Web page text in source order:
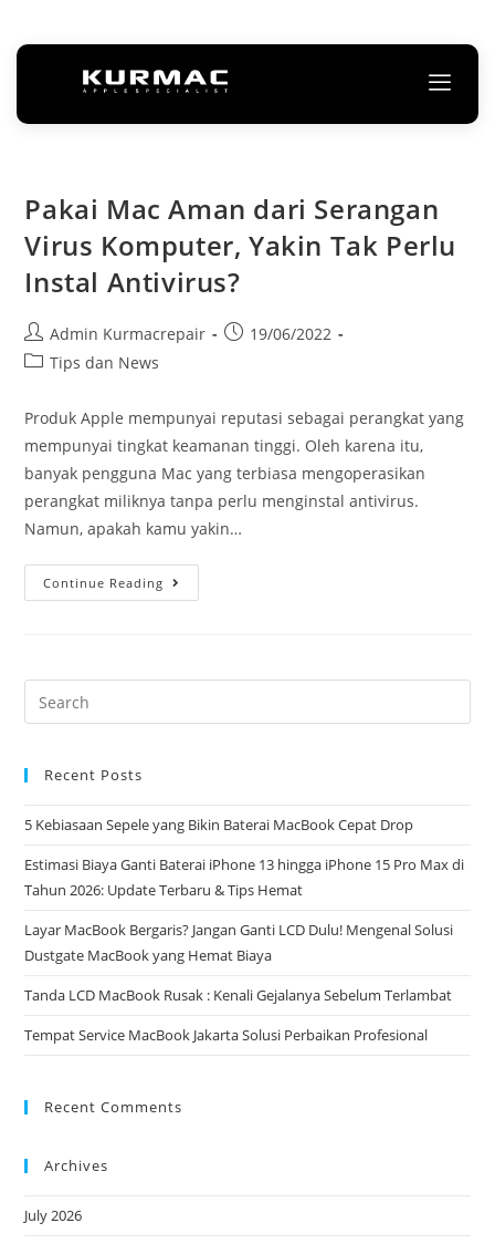
Pakai Mac Aman dari Serangan
Virus Komputer, Yakin Tak Perlu
Instal Antivirus?
Admin Kurmacrepair
19/06/2022
Tips dan News
Produk Apple mempunyai reputasi sebagai perangkat yang
mempunyai tingkat keamanan tinggi. Oleh karena itu,
banyak pengguna Mac yang terbiasa mengoperasikan
perangkat miliknya tanpa perlu menginstal antivirus.
Namun, apakah kamu yakin…
Continue Reading
Recent Posts
5 Kebiasaan Sepele yang Bikin Baterai MacBook Cepat Drop
Estimasi Biaya Ganti Baterai iPhone 13 hingga iPhone 15 Pro Max di
Tahun 2026: Update Terbaru & Tips Hemat
Layar MacBook Bergaris? Jangan Ganti LCD Dulu! Mengenal Solusi
Dustgate MacBook yang Hemat Biaya
Tanda LCD MacBook Rusak : Kenali Gejalanya Sebelum Terlambat
Tempat Service MacBook Jakarta Solusi Perbaikan Profesional
Recent Comments
Archives
July 2026